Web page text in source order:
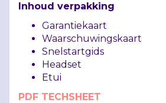
Inhoud verpakking
Garantiekaart
Waarschuwingskaart
Snelstartgids
Headset
Etui
PDF TECHSHEET